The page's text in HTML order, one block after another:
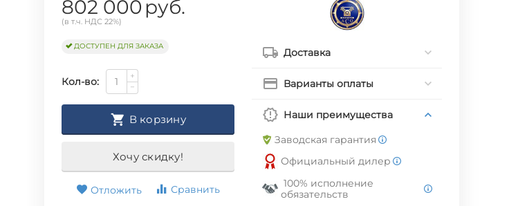
802 000 руб.
(в т.ч. НДС 22%)
ДОСТУПЕН ДЛЯ ЗАКАЗА
Кол-во:
+
−
В корзину
Хочу скидку!
Отложить Сравнить
Доставка
Варианты оплаты
Наши преимущества
Заводская гарантия
Официальный дилер
100% исполнение
обязательств